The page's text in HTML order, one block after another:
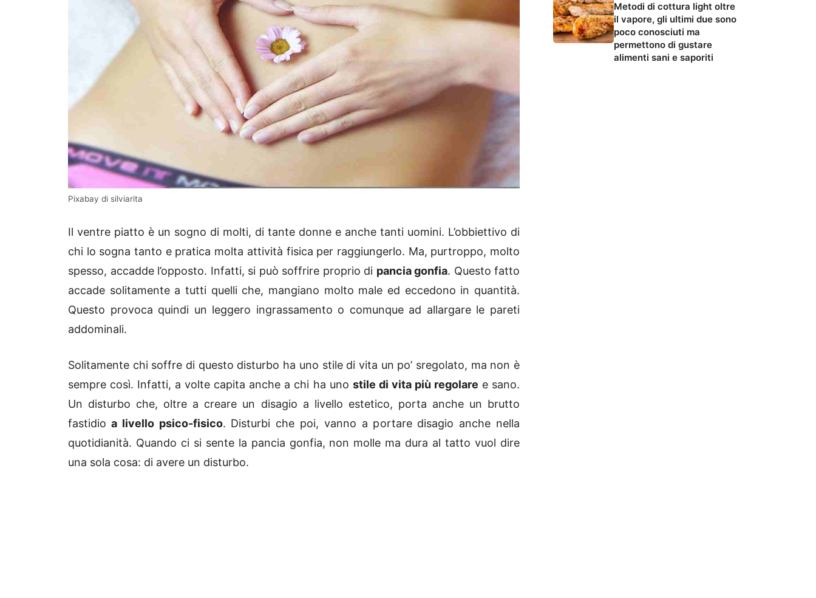
Pixabay di silviarita
Il ventre piatto è un sogno di molti, di tante donne e anche tanti uomini. L’obbiettivo di
chi lo sogna tanto e pratica molta attività fisica per raggiungerlo. Ma, purtroppo, molto
spesso, accadde l’opposto. Infatti, si può soffrire proprio di pancia gonfia. Questo fatto
accade solitamente a tutti quelli che, mangiano molto male ed eccedono in quantità.
Questo provoca quindi un leggero ingrassamento o comunque ad allargare le pareti
addominali.
Solitamente chi soffre di questo disturbo ha uno stile di vita un po’ sregolato, ma non è
sempre così. Infatti, a volte capita anche a chi ha uno stile di vita più regolare e sano.
Un disturbo che, oltre a creare un disagio a livello estetico, porta anche un brutto
fastidio a livello psico-fisico. Disturbi che poi, vanno a portare disagio anche nella
quotidianità. Quando ci si sente la pancia gonfia, non molle ma dura al tatto vuol dire
una sola cosa: di avere un disturbo.
Metodi di cottura light oltre
il vapore, gli ultimi due sono
poco conosciuti ma
permettono di gustare
alimenti sani e saporiti